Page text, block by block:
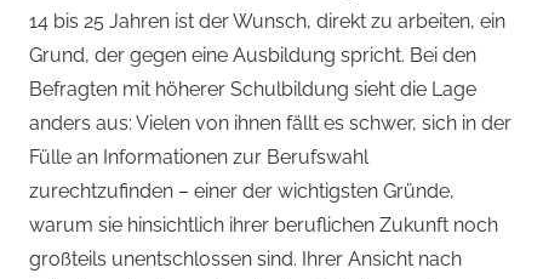
14 bis 25 Jahren ist der Wunsch, direkt zu arbeiten, ein
Grund, der gegen eine Ausbildung spricht. Bei den
Befragten mit höherer Schulbildung sieht die Lage
anders aus: Vielen von ihnen fällt es schwer, sich in der
Fülle an Informationen zur Berufswahl
zurechtzufinden – einer der wichtigsten Gründe,
warum sie hinsichtlich ihrer beruflichen Zukunft noch
großteils unentschlossen sind. Ihrer Ansicht nach